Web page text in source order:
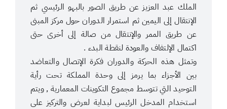
الملك عبد العزيز عن طريق الصور بالبهو الرئيسي ثم
الإنتقال إلى اليمين ثم استمرار الدوران حول مركز المبنى
عن طريق الممر والإنتقال من صالة إلى أخرى حتى
اكتمال الإلتفاف والعودة لنقطة البدء .
وتمثل هذه الحركة والدوران فكرة الإتصال والتعاضد
بين الأجزاء بما يرمز إلى وحدة المملكة تحت رأية
التوحيد التي تتوسط مجموع التكوينات المعمارية , ويتم
استخدام المدخل الرئيس لبداية لعرض والتركيز على